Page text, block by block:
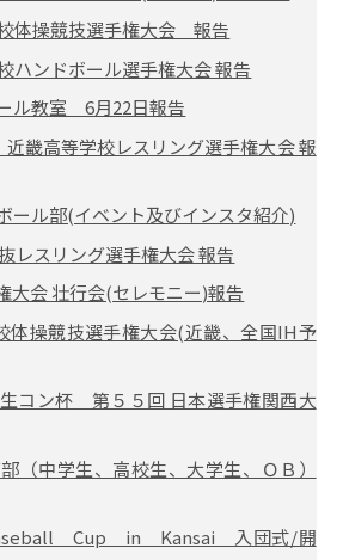
体操競技選手権大会 報告
ンドボール選手権大会 報告
ル教室 6月22日報告
畿高等学校レスリング選手権大会 報
ール部(イベント及びインスタ紹介)
レスリング選手権大会 報告
大会 壮行会(セレモニー)報告
操競技選手権大会(近畿、全国IH予
コン杯 第５５回 日本選手権関西大
（中学生、高校生、大学生、ＯＢ）
Cup in Kansai 入団式/開